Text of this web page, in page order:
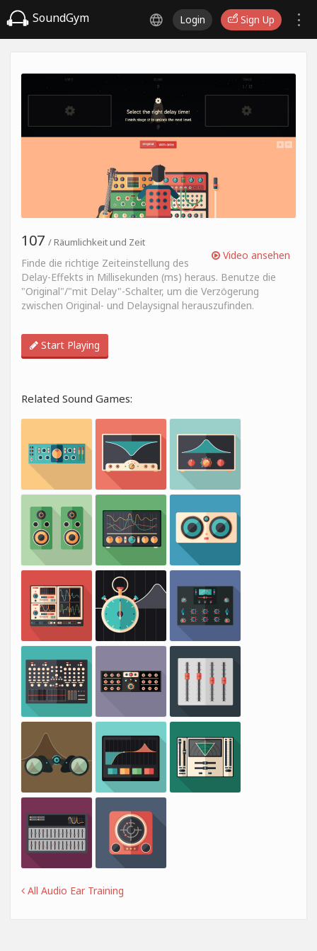
SoundGym Login Sign Up
Video ansehen
107 / Räumlichkeit und Zeit
Finde die richtige Zeiteinstellung des
Delay-Effekts in Millisekunden (ms) heraus. Benutze die
"Original"/"mit Delay"-Schalter, um die Verzögerung
zwischen Original- und Delaysignal herauszufinden.
Start Playing
Related Sound Games:
All Audio Ear Training